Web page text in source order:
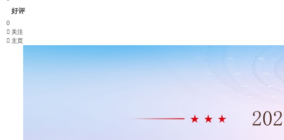
好评
0
 关注
 主页